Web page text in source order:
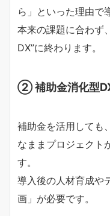
ら」といった理由で
本来の課題に合わず
DX”に終わります。
② 補助金消化型
補助金を活用しても、
なままプロジェクト
す。
導入後の人材育成や
画」が必要です。